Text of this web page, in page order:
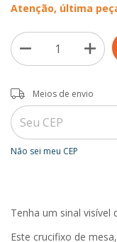
Atenção, última
Entregas para o CEP:
Meios de envio
Não sei meu CEP
Tenha um sinal visível
Este crucifixo de